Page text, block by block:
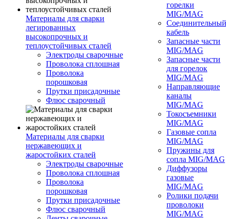
Материалы для сварки
легированных
высокопрочных и
теплоустойчивых сталей
Электроды сварочные
Проволока сплошная
Проволока
порошковая
Прутки присадочные
Флюс сварочный
Материалы для сварки
нержавеющих и
жаростойких сталей
Электроды сварочные
Проволока сплошная
Проволока
порошковая
Прутки присадочные
Флюс сварочный
горелки
MIG/MAG
Соединительный
кабель
Запасные части
MIG/MAG
Запасные части
для горелок
MIG/MAG
Направляющие
каналы
MIG/MAG
Токосъемники
MIG/MAG
Газовые сопла
MIG/MAG
Пружины для
сопла MIG/MAG
Диффузоры
газовые
MIG/MAG
Ролики подачи
проволоки
MIG/MAG